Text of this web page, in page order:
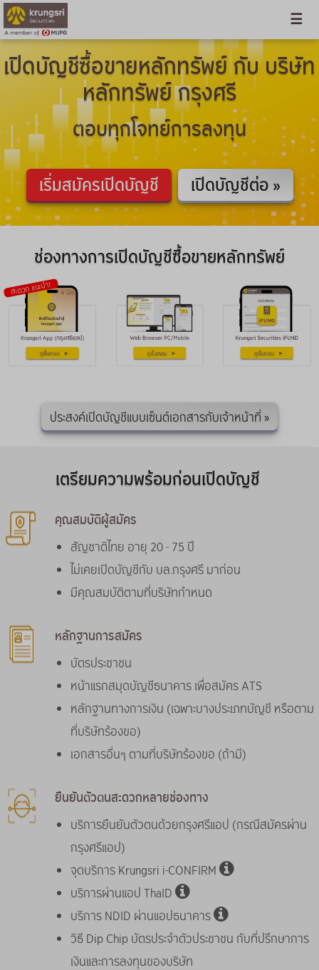
เปิดบัญชีซื้อขายหลักทรัพย์ กับ บริษัท
หลักทรัพย์ กรุงศรี
ตอบทุกโจทย์การลงทุน
เริ่มสมัครเปิดบัญชี เปิดบัญชีต่อ »
ช่องทางการเปิดบัญชีซื้อขายหลักทรัพย์
สะดวก แนะนำ!
ประสงค์เปิดบัญชีแบบเซ็นต์เอกสารกับเจ้าหน้าที่ »
เตรียมความพร้อมก่อนเปิดบัญชี
คุณสมบัติผู้สมัคร
สัญชาติไทย อายุ 20 - 75 ปี
ไม่เคยเปิดบัญชีกับ บล.กรุงศรี มาก่อน
มีคุณสมบัติตามที่บริษัทกำหนด
หลักฐานการสมัคร
บัตรประชาชน
หน้าแรกสมุดบัญชีธนาคาร เพื่อสมัคร ATS
หลักฐานทางการเงิน (เฉพาะบางประเภทบัญชี หรือตาม
ที่บริษัทร้องขอ)
เอกสารอื่นๆ ตามที่บริษัทร้องขอ (ถ้ามี)
ยืนยันตัวตนสะดวกหลายช่องทาง
บริการยืนยันตัวตนด้วยกรุงศรีแอป (กรณีสมัครผ่าน
กรุงศรีแอป)
จุดบริการ Krungsri i-CONFIRM
บริการผ่านแอป ThaID
บริการ NDID ผ่านแอปธนาคาร
วิธี Dip Chip บัตรประจำตัวประชาชน กับที่ปรึกษาการ
เงินและการลงทุนของบริษัท